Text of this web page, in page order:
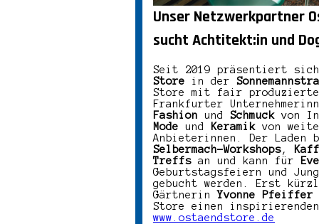
Unser Netzwerkpartner
sucht Achtitekt:in und
Seit 2019 präsentiert
Store in der
Store mit fair
Frankfurter
Fashion und Schmuck von
Mode und Keramik von
Anbieterinnen. Der Laden
Selbermach-Workshops,
Treffs an und kann für
Geburtstagsfeiern und
gebucht werden. Erst
GärtnerinYvonne Pfeiffer
Store einen
www.ostaendstore.de